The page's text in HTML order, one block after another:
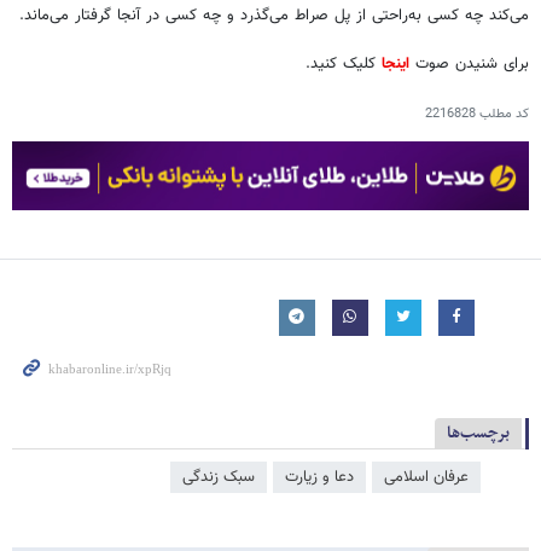
می‌کند چه کسی به‌راحتی از پل صراط می‌گذرد و چه کسی در آنجا گرفتار می‌ماند.
برای شنیدن صوت اینجا کلیک کنید.
کد مطلب2216828
برچسب‌ها
عرفان اسلامی دعا و زیارت سبک زندگی